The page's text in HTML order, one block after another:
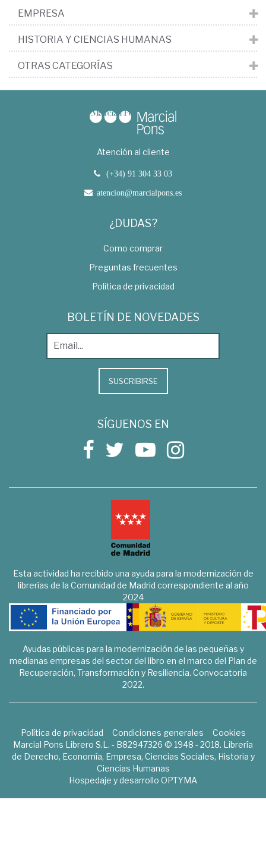
EMPRESA
HISTORIA Y CIENCIAS HUMANAS
OTRAS CATEGORÍAS
Atención al cliente
(+34) 91 304 33 03
atencion@marcialpons.es
¿DUDAS?
Como comprar
Preguntas frecuentes
Política de privacidad
BOLETÍN DE NOVEDADES
SUSCRIBIRSE
SÍGUENOS EN
Esta actividad ha recibido una ayuda para la modernización de
librerías de la Comunidad de Madrid correspondiente al año
2024
Ayudas públicas para la modernización de las pequeñas y
medianas empresas del sector del libro en el marco del Plan de
Recuperación, Transformación y Resiliencia. Convocatoria
2022.
Política de privacidad Condiciones generales
Cookies
Marcial Pons Librero S.L. - B82947326 © 1948 - 2018. Librería
de Derecho, Economía, Empresa, Ciencias Sociales, Historia y
Ciencias Humanas
Hospedaje y desarrollo OPTYMA